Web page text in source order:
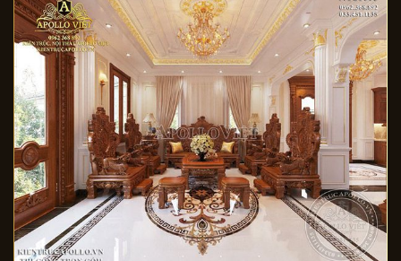
Địa chỉ: Đồng Nai
Mặt tiền: 13,5m
Diện tích xây dựng: 13,5m x 13m